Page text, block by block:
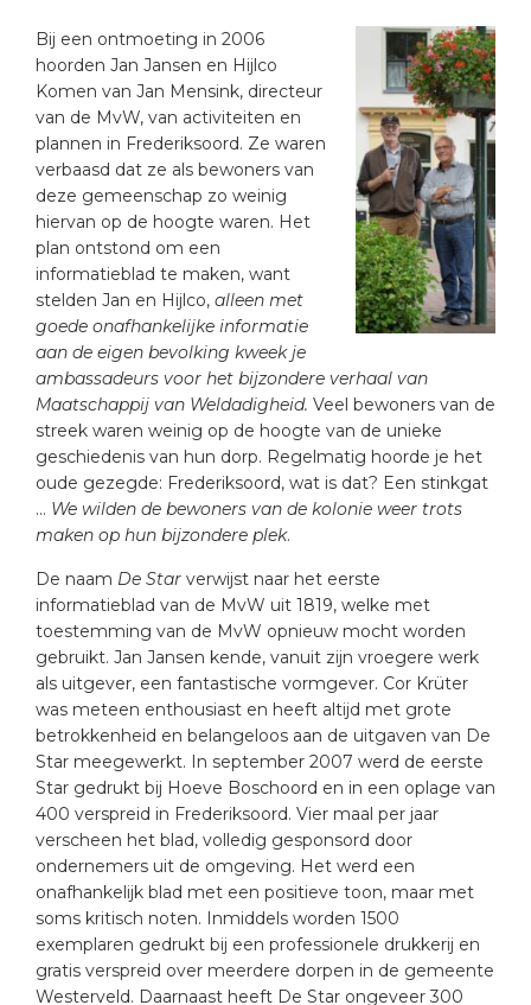
Bij een ontmoeting in 2006
hoorden Jan Jansen en Hijlco
Komen van Jan Mensink, directeur
van de MvW, van activiteiten en
plannen in Frederiksoord. Ze waren
verbaasd dat ze als bewoners van
deze gemeenschap zo weinig
hiervan op de hoogte waren. Het
plan ontstond om een
informatieblad te maken, want
stelden Jan en Hijlco, alleen met
goede onafhankelijke informatie
aan de eigen bevolking kweek je
ambassadeurs voor het bijzondere verhaal van
Maatschappij van Weldadigheid. Veel bewoners van de
streek waren weinig op de hoogte van de unieke
geschiedenis van hun dorp. Regelmatig hoorde je het
oude gezegde: Frederiksoord, wat is dat? Een stinkgat
… We wilden de bewoners van de kolonie weer trots
maken op hun bijzondere plek.
De naam De Star verwijst naar het eerste
informatieblad van de MvW uit 1819, welke met
toestemming van de MvW opnieuw mocht worden
gebruikt. Jan Jansen kende, vanuit zijn vroegere werk
als uitgever, een fantastische vormgever. Cor Krüter
was meteen enthousiast en heeft altijd met grote
betrokkenheid en belangeloos aan de uitgaven van De
Star meegewerkt. In september 2007 werd de eerste
Star gedrukt bij Hoeve Boschoord en in een oplage van
400 verspreid in Frederiksoord. Vier maal per jaar
verscheen het blad, volledig gesponsord door
ondernemers uit de omgeving. Het werd een
onafhankelijk blad met een positieve toon, maar met
soms kritisch noten. Inmiddels worden 1500
exemplaren gedrukt bij een professionele drukkerij en
gratis verspreid over meerdere dorpen in de gemeente
Westerveld. Daarnaast heeft De Star ongeveer 300